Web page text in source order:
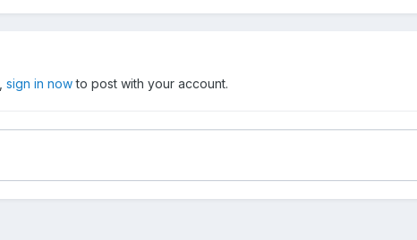
sign in nowto post with your account.